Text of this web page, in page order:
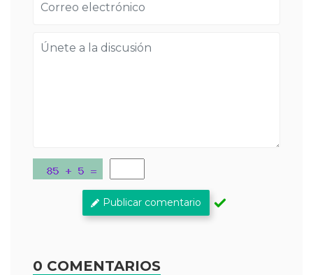
Publicar comentario
0 COMENTARIOS